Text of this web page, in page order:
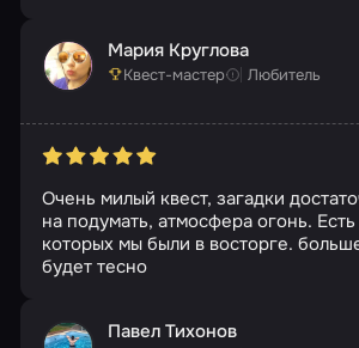
Мария Круглова
Квест-мастер Любитель
Очень милый квест, загадки
на подумать, атмосфера огонь.
которых мы были в восторге.
будет тесно
Павел Тихонов